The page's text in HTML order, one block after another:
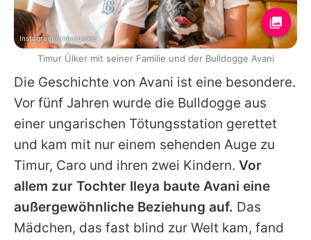
Die Geschichte von Avani ist eine besondere.
Vor fünf Jahren wurde die Bulldogge aus
einer ungarischen Tötungsstation gerettet
und kam mit nur einem sehenden Auge zu
Timur, Caro und ihren zwei Kindern. Vor
allem zur Tochter Ileya baute Avani eine
außergewöhnliche Beziehung auf. Das
Mädchen, das fast blind zur Welt kam, fand
Instagram / timuruelker
Timur Ülker mit seiner Familie und der Bulldogge Avani